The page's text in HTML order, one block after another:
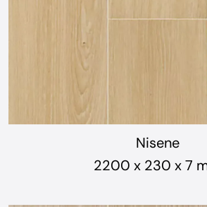
Nisene
2200 x 230 x 7